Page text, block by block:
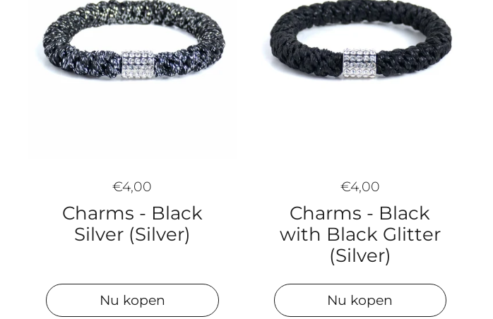
€4,00
Charms - Black
Silver (Silver)
Nu kopen
€4,00
Charms - Black
with Black Glitter
(Silver)
Nu kopen